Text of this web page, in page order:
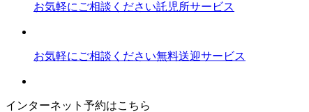
お気軽にご相談ください託児所サービス
お気軽にご相談ください無料送迎サービス
インターネット予約はこちら